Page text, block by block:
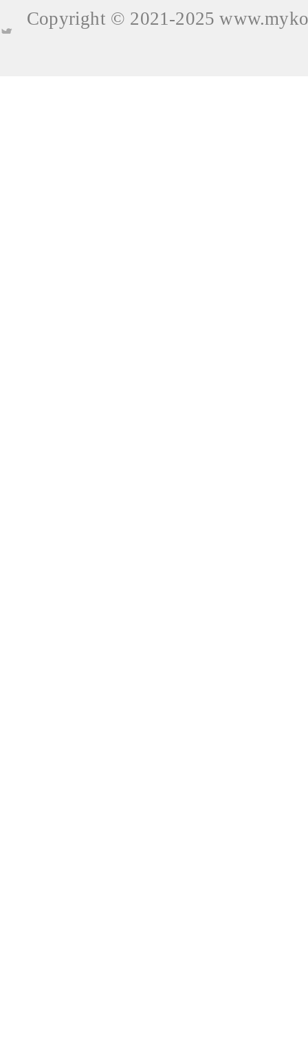
Copyright © 2021-2025